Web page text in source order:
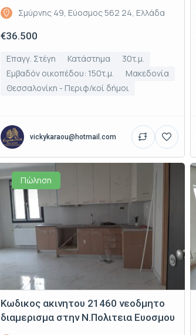
Σμύρνης 49, Εύοσμος 562 24, Ελλάδα
€36.500
Επαγγ. Στέγη Κατάστημα
30τ.μ.
Εμβαδόν οικοπέδου: 150τ.μ.
Μακεδονία
Θεσσαλονίκη - Περιφ/κοί δήμοι
vickykaraou@hotmail.com
Πώληση
Κωδικος ακινητου 21460 νεοδμητο
διαμερισμα στην Ν.Πολιτεια Ευοσμου